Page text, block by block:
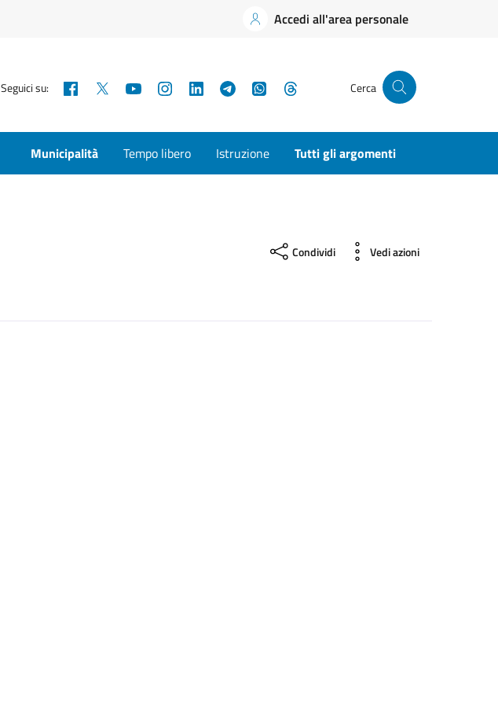
Accedi all'area personale
Seguici su: Facebook YouTubeInstagramLinkedInTelegramWhatsApp Cerca
Municipalità Tempo libero Istruzione Tutti gli argomenti
Condividi Vedi azioni